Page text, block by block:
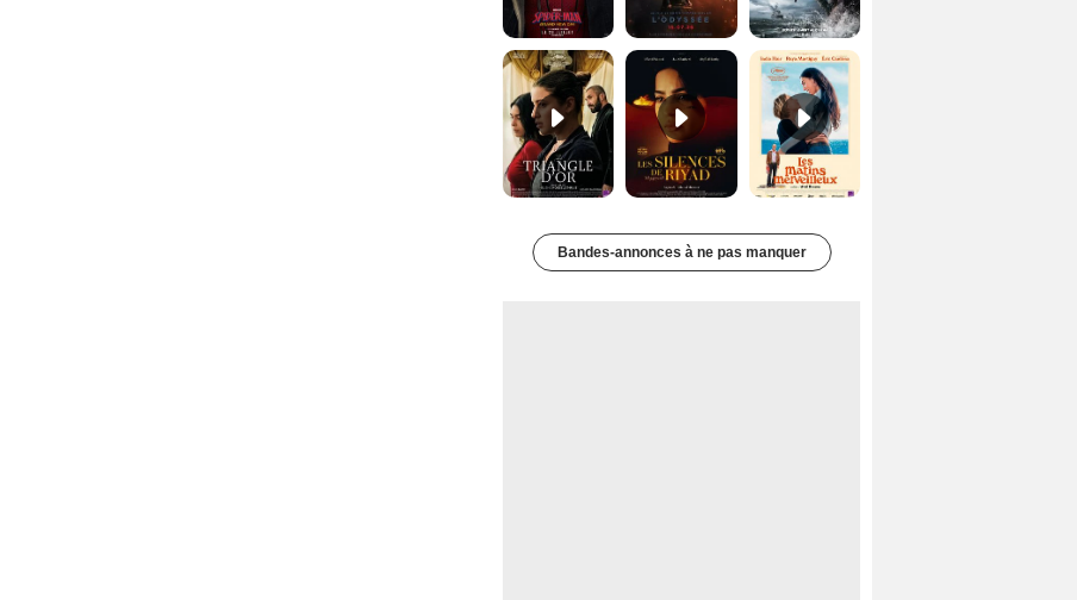
Les Silences de Riyad Bande-annonce VO STFR Les Matins merveilleux Bande-annonce VF
Bandes-annonces à ne pas manquer